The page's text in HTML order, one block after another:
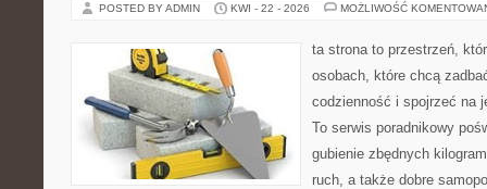
POSTED BY ADMIN KWI - 22 - 2026 MOŻLIWOŚĆ
ta strona to przestrzeń,
osobach, które chcą
codzienność i spojrzeć na
To serwis poradnikowy
gubienie zbędnych
ruch, a także dobre